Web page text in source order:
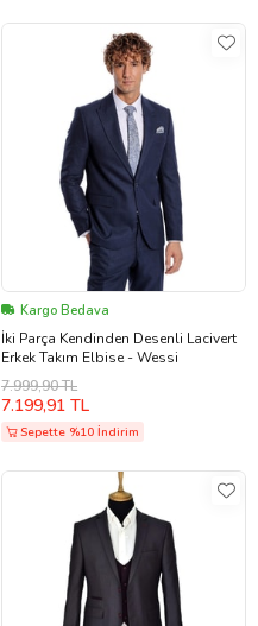
Kargo Bedava
İki Parça Kendinden Desenli Lacivert
Erkek Takım Elbise - Wessi
7.999,90 TL
7.199,91 TL
Sepette %10 İndirim